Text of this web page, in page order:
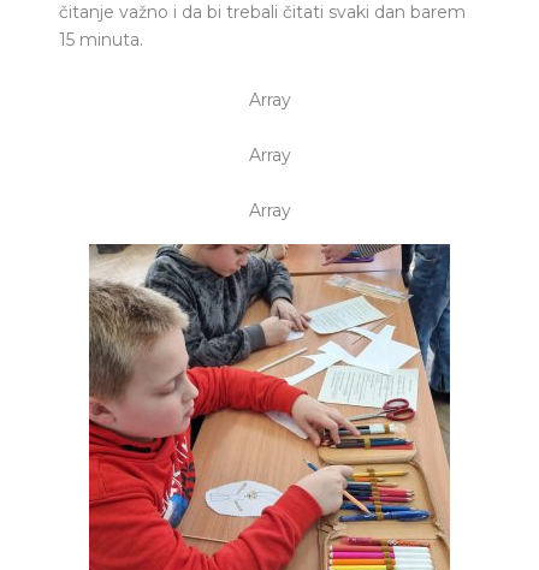
čitanje važno i da bi trebali čitati svaki dan barem
15 minuta.
Array
Array
Array